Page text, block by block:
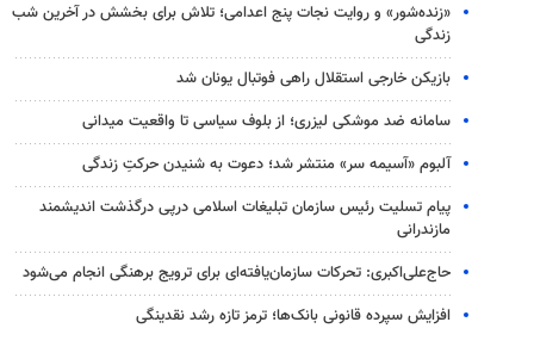
«زنده‌شور» و روایت نجات پنج اعدامی؛ تلاش برای بخشش در آخرین شب
زندگی
بازیکن خارجی استقلال راهی فوتبال یونان شد
سامانه ضد موشکی لیزری؛ از بلوف سیاسی تا واقعیت میدانی
آلبوم «آسیمه سر» منتشر شد؛ دعوت به شنیدن حرکتِ زندگی
پیام تسلیت رئیس سازمان تبلیغات اسلامی درپی درگذشت اندیشمند
مازندرانی
حاج‌علی‌اکبری: تحرکات سازمان‌یافته‌ای برای ترویج برهنگی انجام می‌شود
افزایش سپرده قانونی بانک‌ها؛ ترمز تازه رشد نقدینگی